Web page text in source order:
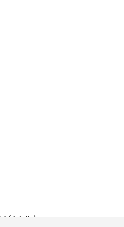
(detalle)